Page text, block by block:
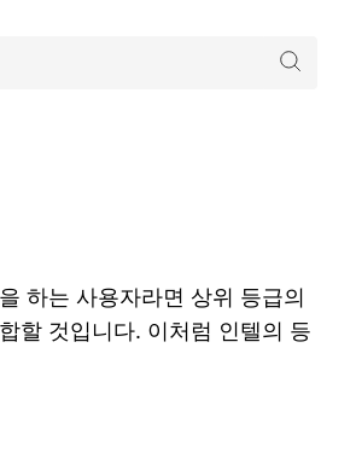
하는 사용자라면 상위 등급의
할 것입니다. 이처럼 인텔의 등